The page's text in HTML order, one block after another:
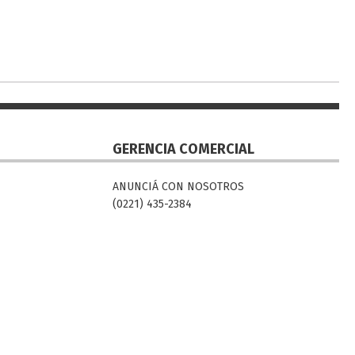
GERENCIA COMERCIAL
ANUNCIÁ CON NOSOTROS
(0221) 435-2384